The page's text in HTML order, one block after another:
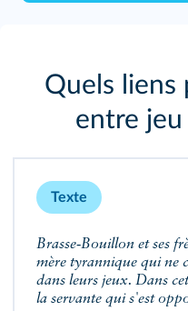
Quels liens
entre
Texte
Brasse‑Bouillon et ses
mère tyrannique qui ne
dans leurs jeux. Dans
la servante qui s'est